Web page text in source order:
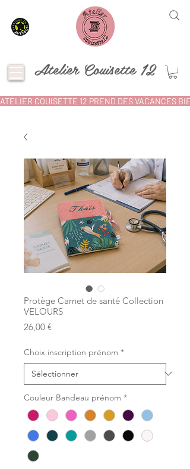
Atelier Couisette 12
ATELIER COUISETTE 12 PREND DES VACANCES
Protège Carnet de santé Collection
VELOURS
26,00 €Prix
Choix inscription prénom *
Couleur Bandeau prénom *